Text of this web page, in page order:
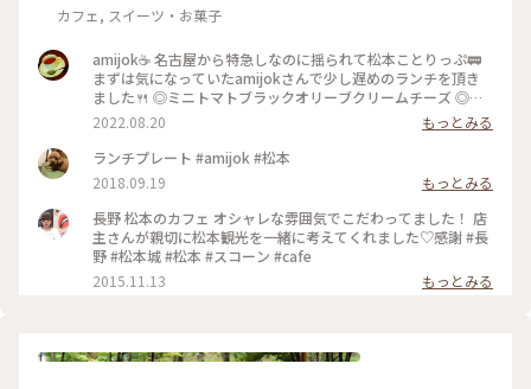
カフェ, スイーツ・お菓子
amijok☕ 名古屋から特急しなのに揺られて松本ことりっぷ🚃
まずは気になっていたamijokさんで少し遅めのランチを頂き
ました🍴 ◎ミニトマトブラックオリーブクリームチーズ ◎ド
リップコーヒーice ◎信州完熟桃フロマージュクリー厶 ショー
ケースでマフィンを選んだのですが、実際にお皿に載って目の
前にすると、その大きさに驚きました😂 外カリッ中しっとり
ホロホロのマフィンに、甘さがギュッと詰まったミニトマト、
オリーブの香りが絶妙です😋 軽く温めてくださったので中の
クリームチーズがとろっと熱くて、お好みでとお勧めしていた
だいたオリーブオイルをかけたり、何パターンもの美味しさが
楽しめました✨ ドリップコーヒーは酸味少なめで苦味がありつ
つすっきり飲める美味しさ😊 桃のマフィンもどうしても食べ
たくて、翌朝ホテルで食べる用にお持ち帰りで頂きました🍑 ご
の袋もとっても素敵で、美味しくて癒やしの時間になりました
2022.08.20
もっとみる
ランチプレート #amijok #松本
2018.09.19
もっとみる
長野 松本のカフェ オシャレな雰囲気でこだわってました！ 店
主さんが親切に松本観光を一緒に考えてくれました♡感謝 #長
野 #松本城 #松本 #スコーン #cafe
2015.11.13
もっとみる